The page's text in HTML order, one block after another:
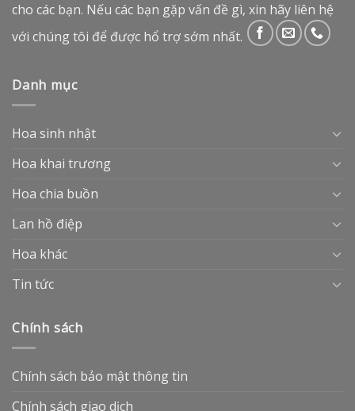
cho các bạn. Nếu các bạn gặp vấn đề gì, xin hãy liên hệ
với chúng tôi để được hổ trợ sớm nhất.
Danh mục
Hoa sinh nhật
Hoa khai trương
Hoa chia buồn
Lan hồ điệp
Hoa khác
Tin tức
Chính sách
Chính sách bảo mật thông tin
Chính sách giao dịch